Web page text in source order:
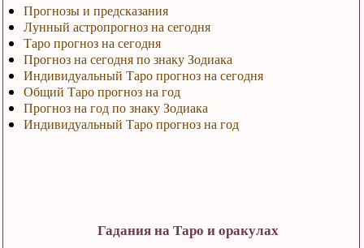
Прогнозы и предсказания
Лунный астропрогноз на сегодня
Таро прогноз на сегодня
Прогноз на сегодня по знаку Зодиака
Индивидуальный Таро прогноз на сегодня
Общий Таро прогноз на год
Прогноз на год по знаку Зодиака
Индивидуальный Таро прогноз на год
Гадания на Таро и оракулах